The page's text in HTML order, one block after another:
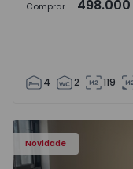
Comprar
4 2 119
Novidade
- 15
Apartamento T3